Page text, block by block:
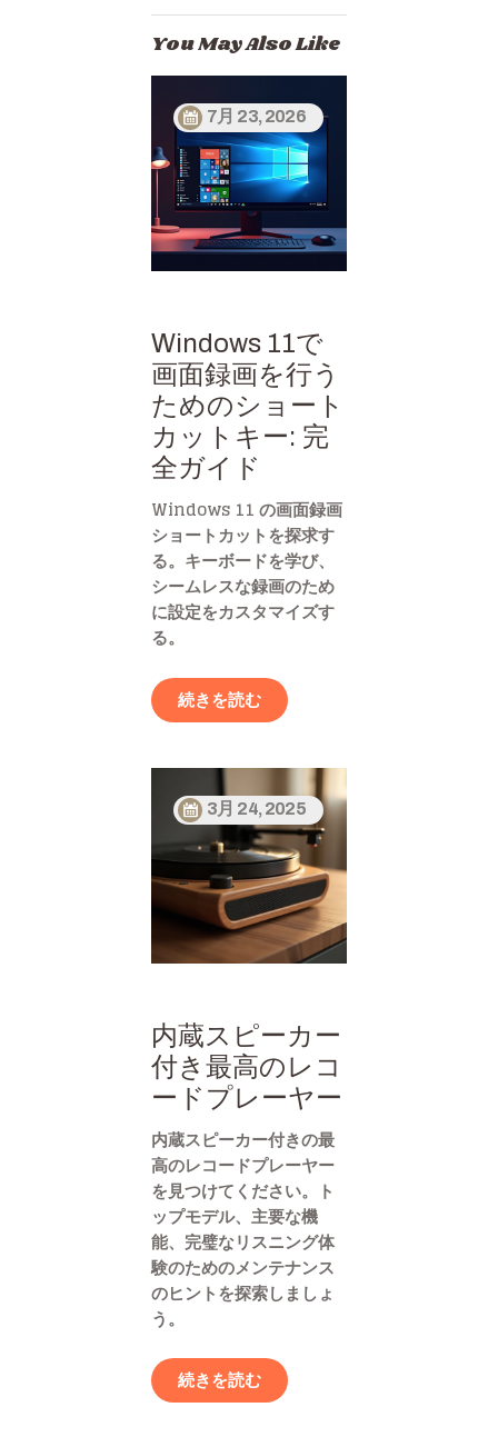
You May Also Like
7月 23, 2026
Windows 11で
画面録画を行う
ためのショート
カットキー: 完
全ガイド
Windows 11 の画面録画
ショートカットを探求す
る。キーボードを学び、
シームレスな録画のため
に設定をカスタマイズす
る。
続きを読む
3月 24, 2025
内蔵スピーカー
付き最高のレコ
ードプレーヤー
内蔵スピーカー付きの最
高のレコードプレーヤー
を見つけてください。ト
ップモデル、主要な機
能、完璧なリスニング体
験のためのメンテナンス
のヒントを探索しましょ
う。
続きを読む